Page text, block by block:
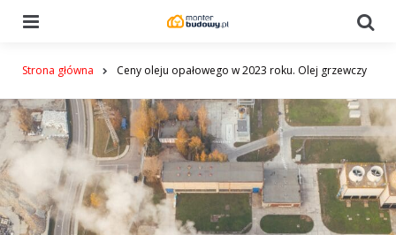
Strona główna Ceny oleju opałowego w 2023 roku. Olej grzewczy